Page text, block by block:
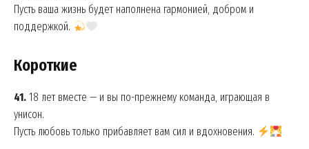
Пусть ваша жизнь будет наполнена гармонией, добром и
поддержкой.
Короткие
41. 18 лет вместе — и вы по-прежнему команда, играющая в
унисон.
Пусть любовь только прибавляет вам сил и вдохновения.